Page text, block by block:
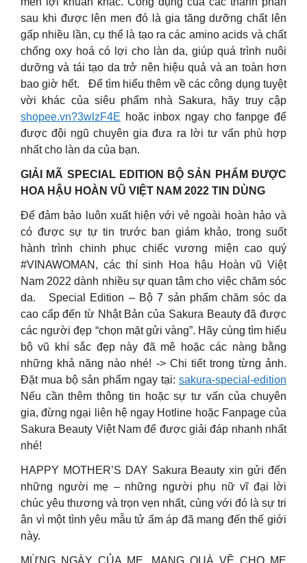
sau khi được lên men đó là gia tăng dưỡng chất lên
gấp nhiều lần, cụ thể là tạo ra các amino acids và chất
chống oxy hoá có lợi cho làn da, giúp quá trình nuôi
dưỡng và tái tạo da trở nên hiệu quả và an toàn hơn
bao giờ hết. Để tìm hiểu thêm về các công dụng tuyệt
vời khác của siêu phẩm nhà Sakura, hãy truy cập
shopee.vn?3wlzF4E hoặc inbox ngay cho fanpge để
được đội ngũ chuyên gia đưa ra lời tư vấn phù hợp
nhất cho làn da của bạn.
GIẢI MÃ SPECIAL EDITION BỘ SẢN PHẨM ĐƯỢC
HOA HẬU HOÀN VŨ VIỆT NAM 2022 TIN DÙNG
Để đảm bảo luôn xuất hiện với vẻ ngoài hoàn hảo và
có được sự tự tin trước ban giám khảo, trong suốt
hành trình chinh phục chiếc vương miện cao quý
#VINAWOMAN, các thí sinh Hoa hậu Hoàn vũ Việt
Nam 2022 dành nhiều sự quan tâm cho việc chăm sóc
da. Special Edition – Bộ 7 sản phẩm chăm sóc da
cao cấp đến từ Nhật Bản của Sakura Beauty đã được
các người đẹp “chọn mặt gửi vàng”. Hãy cùng tìm hiểu
bộ vũ khí sắc đẹp này đã mê hoặc các nàng bằng
những khả năng nào nhé! -> Chi tiết trong từng ảnh.
Đặt mua bộ sản phẩm ngay tại: sakura-special-edition
Nếu cần thêm thông tin hoặc sự tư vấn của chuyên
gia, đừng ngại liên hệ ngay Hotline hoặc Fanpage của
Sakura Beauty Việt Nam để được giải đáp nhanh nhất
nhé!
HAPPY MOTHER’S DAY Sakura Beauty xin gửi đến
những người mẹ – những người phụ nữ vĩ đại lời
chúc yêu thương và trọn vẹn nhất, cùng với đó là sự tri
ân vì một tình yêu mẫu tử ấm áp đã mang đến thế giới
này.
MỪNG NGÀY CỦA MẸ, MANG QUÀ VỀ CHO MẸ